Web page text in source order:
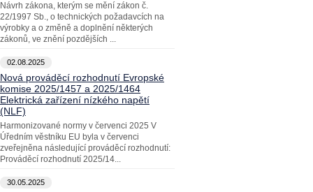
Návrh zákona, kterým se mění zákon č.
22/1997 Sb., o technických požadavcích na
výrobky a o změně a doplnění některých
zákonů, ve znění pozdějších ...
02.08.2025
Nová prováděcí rozhodnutí Evropské
komise 2025/1457 a 2025/1464
Elektrická zařízení nízkého napětí
(NLF)
Harmonizované normy v červenci 2025 V
Úředním věstníku EU byla v červenci
zveřejněna následující prováděcí rozhodnutí:
Prováděcí rozhodnutí 2025/14...
30.05.2025